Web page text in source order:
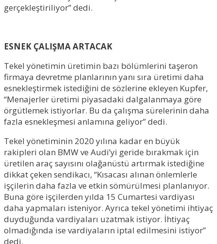
gerçekleştiriliyor” dedi.
ESNEK ÇALIŞMA ARTACAK
Tekel yönetimin üretimin bazı bölümlerini taşeron
firmaya devretme planlarının yanı sıra üretimi daha
esnekleştirmek istediğini de sözlerine ekleyen Kupfer,
“Menajerler üretimi piyasadaki dalgalanmaya göre
örgütlemek istiyorlar. Bu da çalışma sürelerinin daha
fazla esnekleşmesi anlamına geliyor” dedi.
Tekel yönetiminin 2020 yılına kadar en büyük
rakipleri olan BMW ve Audi’yi geride bırakmak için
üretilen araç sayısını olağanüstü artırmak istediğine
dikkat çeken sendikacı, “Kısacası alınan önlemlerle
işçilerin daha fazla ve etkin sömürülmesi planlanıyor.
Buna göre işçilerden yılda 15 Cumartesi vardiyası
daha yapmaları isteniyor. Ayrıca tekel yönetimi ihtiyaç
duyduğunda vardiyaları uzatmak istiyor. İhtiyaç
olmadığında ise vardiyaların iptal edilmesini istiyor”
dedi.